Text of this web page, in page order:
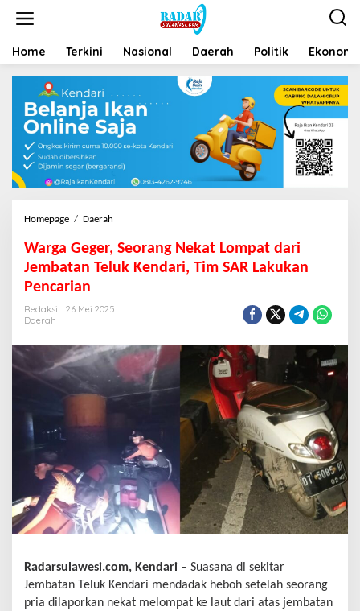
Home Terkini Nasional Daerah Politik
Homepage / Daerah
Warga Geger, Seorang Nekat Lompat dari
Jembatan Teluk Kendari, Tim SAR Lakukan
Pencarian
Redaksi
26 Mei 2025
Daerah
Radarsulawesi.com, Kendari – Suasana di sekitar
Jembatan Teluk Kendari mendadak heboh setelah seorang
pria dilaporkan nekat melompat ke laut dari atas jembatan